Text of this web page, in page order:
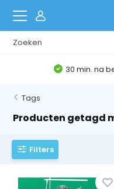
30 min. na
Tags
Producten getagd
Filters